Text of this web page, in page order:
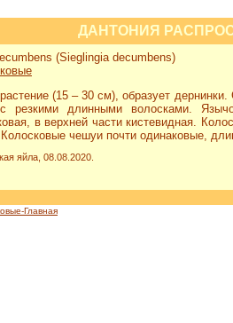
ДАНТОНИЯ
(Sieglingia decumbens)
(15 – 30 см), образует
резкими длинными волосками.
в верхней части кистевидная.
чешуи почти одинаковые,
яйла, 08.08.2020.